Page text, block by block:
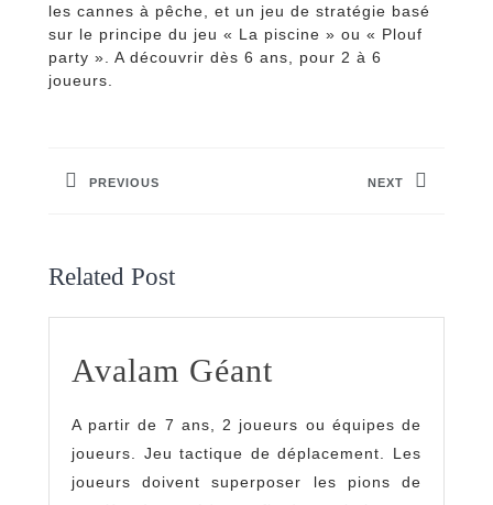
les cannes à pêche, et un jeu de stratégie basé
sur le principe du jeu « La piscine » ou « Plouf
party ». A découvrir dès 6 ans, pour 2 à 6
joueurs.
l’article
PREVIOUS NEXT
Related Post
Avalam Géant
A partir de 7 ans, 2 joueurs ou équipes de
joueurs. Jeu tactique de déplacement. Les
joueurs doivent superposer les pions de